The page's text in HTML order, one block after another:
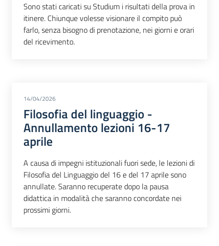
Sono stati caricati su Studium i risultati della prova in
itinere. Chiunque volesse visionare il compito può
farlo, senza bisogno di prenotazione, nei giorni e orari
del ricevimento.
14/04/2026
Filosofia del linguaggio -
Annullamento lezioni 16-17
aprile
A causa di impegni istituzionali fuori sede, le lezioni di
Filosofia del Linguaggio del 16 e del 17 aprile sono
annullate. Saranno recuperate dopo la pausa
didattica in modalità che saranno concordate nei
prossimi giorni.